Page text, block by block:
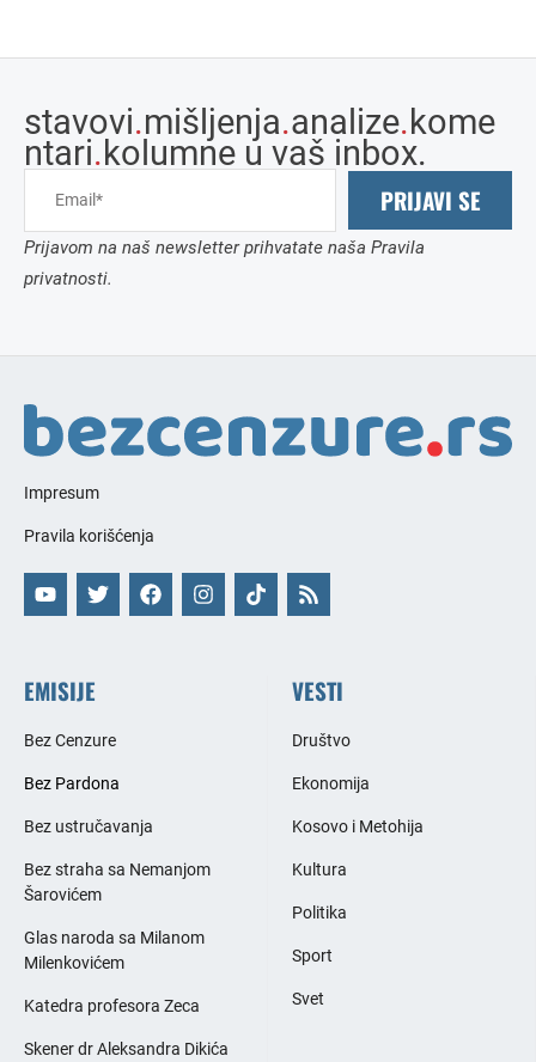
stavovi.mišljenja.analize.kome
ntari.kolumne u vaš inbox.
PRIJAVI SE
Prijavom na naš newsletter prihvatate naša Pravila
privatnosti.
Impresum
Pravila korišćenja
EMISIJE
Bez Cenzure
Bez Pardona
Bez ustručavanja
Bez straha sa Nemanjom
Šarovićem
Glas naroda sa Milanom
Milenkovićem
Katedra profesora Zeca
Skener dr Aleksandra Dikića
VESTI
Društvo
Ekonomija
Kosovo i Metohija
Kultura
Politika
Sport
Svet